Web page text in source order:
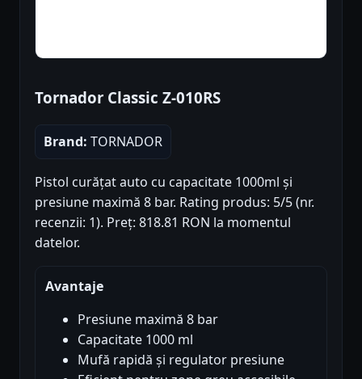
Tornador Classic Z-010RS
Brand: TORNADOR
Pistol curățat auto cu capacitate 1000ml și
presiune maximă 8 bar. Rating produs: 5/5 (nr.
recenzii: 1). Preț: 818.81 RON la momentul
datelor.
Avantaje
Presiune maximă 8 bar
Capacitate 1000 ml
Mufă rapidă și regulator presiune